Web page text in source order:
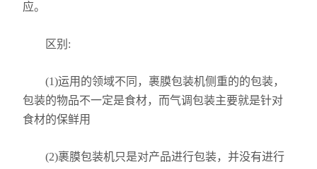
应。
区别:
(1)运用的领域不同，裹膜包装机侧重的的包装，
包装的物品不一定是食材，而气调包装主要就是针对
食材的保鲜用
(2)裹膜包装机只是对产品进行包装，并没有进行